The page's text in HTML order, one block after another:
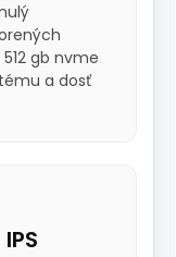
gb nvme
a dosť